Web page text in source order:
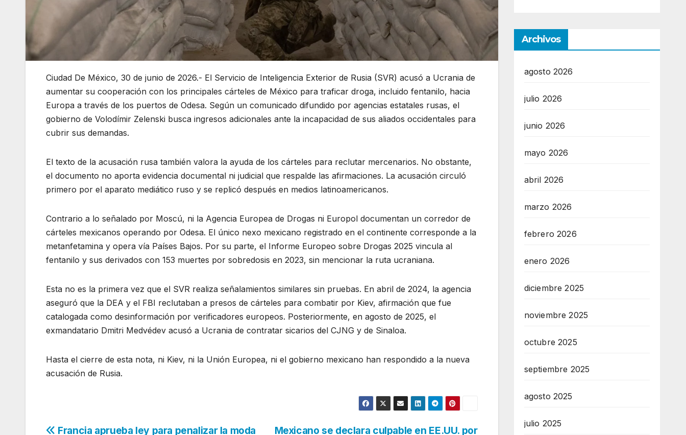
Ciudad De México, 30 de junio de 2026.- El Servicio de Inteligencia Exterior de Rusia (SVR) acusó a Ucrania de
aumentar su cooperación con los principales cárteles de México para traficar droga, incluido fentanilo, hacia
Europa a través de los puertos de Odesa. Según un comunicado difundido por agencias estatales rusas, el
gobierno de Volodímir Zelenski busca ingresos adicionales ante la incapacidad de sus aliados occidentales para
cubrir sus demandas.
El texto de la acusación rusa también valora la ayuda de los cárteles para reclutar mercenarios. No obstante,
el documento no aporta evidencia documental ni judicial que respalde las afirmaciones. La acusación circuló
primero por el aparato mediático ruso y se replicó después en medios latinoamericanos.
Contrario a lo señalado por Moscú, ni la Agencia Europea de Drogas ni Europol documentan un corredor de
cárteles mexicanos operando por Odesa. El único nexo mexicano registrado en el continente corresponde a la
metanfetamina y opera vía Países Bajos. Por su parte, el Informe Europeo sobre Drogas 2025 vincula al
fentanilo y sus derivados con 153 muertes por sobredosis en 2023, sin mencionar la ruta ucraniana.
Esta no es la primera vez que el SVR realiza señalamientos similares sin pruebas. En abril de 2024, la agencia
aseguró que la DEA y el FBI reclutaban a presos de cárteles para combatir por Kiev, afirmación que fue
catalogada como desinformación por verificadores europeos. Posteriormente, en agosto de 2025, el
exmandatario Dmitri Medvédev acusó a Ucrania de contratar sicarios del CJNG y de Sinaloa.
Hasta el cierre de esta nota, ni Kiev, ni la Unión Europea, ni el gobierno mexicano han respondido a la nueva
acusación de Rusia.
Mexicano se declara culpable en EE.UU. por
Francia aprueba ley para penalizar la moda
Archivos
agosto 2026
julio 2026
junio 2026
mayo 2026
abril 2026
marzo 2026
febrero 2026
enero 2026
diciembre 2025
noviembre 2025
octubre 2025
septiembre 2025
agosto 2025
julio 2025